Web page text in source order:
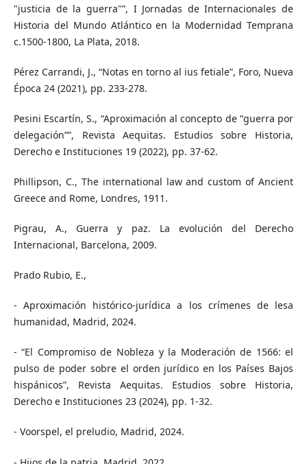
"justicia de la guerra"”, I Jornadas de Internacionales de
Historia del Mundo Atlántico en la Modernidad Temprana
c.1500-1800, La Plata, 2018.
Pérez Carrandi, J., “Notas en torno al ius fetiale”, Foro, Nueva
Época 24 (2021), pp. 233-278.
Pesini Escartín, S., “Aproximación al concepto de “guerra por
delegación””, Revista Aequitas. Estudios sobre Historia,
Derecho e Instituciones 19 (2022), pp. 37-62.
Phillipson, C., The international law and custom of Ancient
Greece and Rome, Londres, 1911.
Pigrau, A., Guerra y paz. La evolución del Derecho
Internacional, Barcelona, 2009.
Prado Rubio, E.,
- Aproximación histórico-jurídica a los crímenes de lesa
humanidad, Madrid, 2024.
- “El Compromiso de Nobleza y la Moderación de 1566: el
pulso de poder sobre el orden jurídico en los Países Bajos
hispánicos”, Revista Aequitas. Estudios sobre Historia,
Derecho e Instituciones 23 (2024), pp. 1-32.
- Voorspel, el preludio, Madrid, 2024.